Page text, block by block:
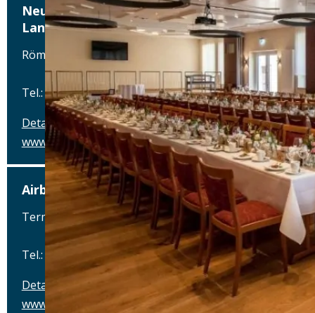
Neumaiers Hirsch – Braugasthof und
Landhotel
Römerstraße 31, 89264 Weißenhorn-Attenhofen
Tel.: Tel.: 07309-42970
Details
www.neumaiers-landhotel.de
Airbräu am Flughafen München
Terminalstraße Mitte 18, 85356 München-Flughafen
Tel.: Tel.: 089 - 97593111
Details
www.airbraeu.de